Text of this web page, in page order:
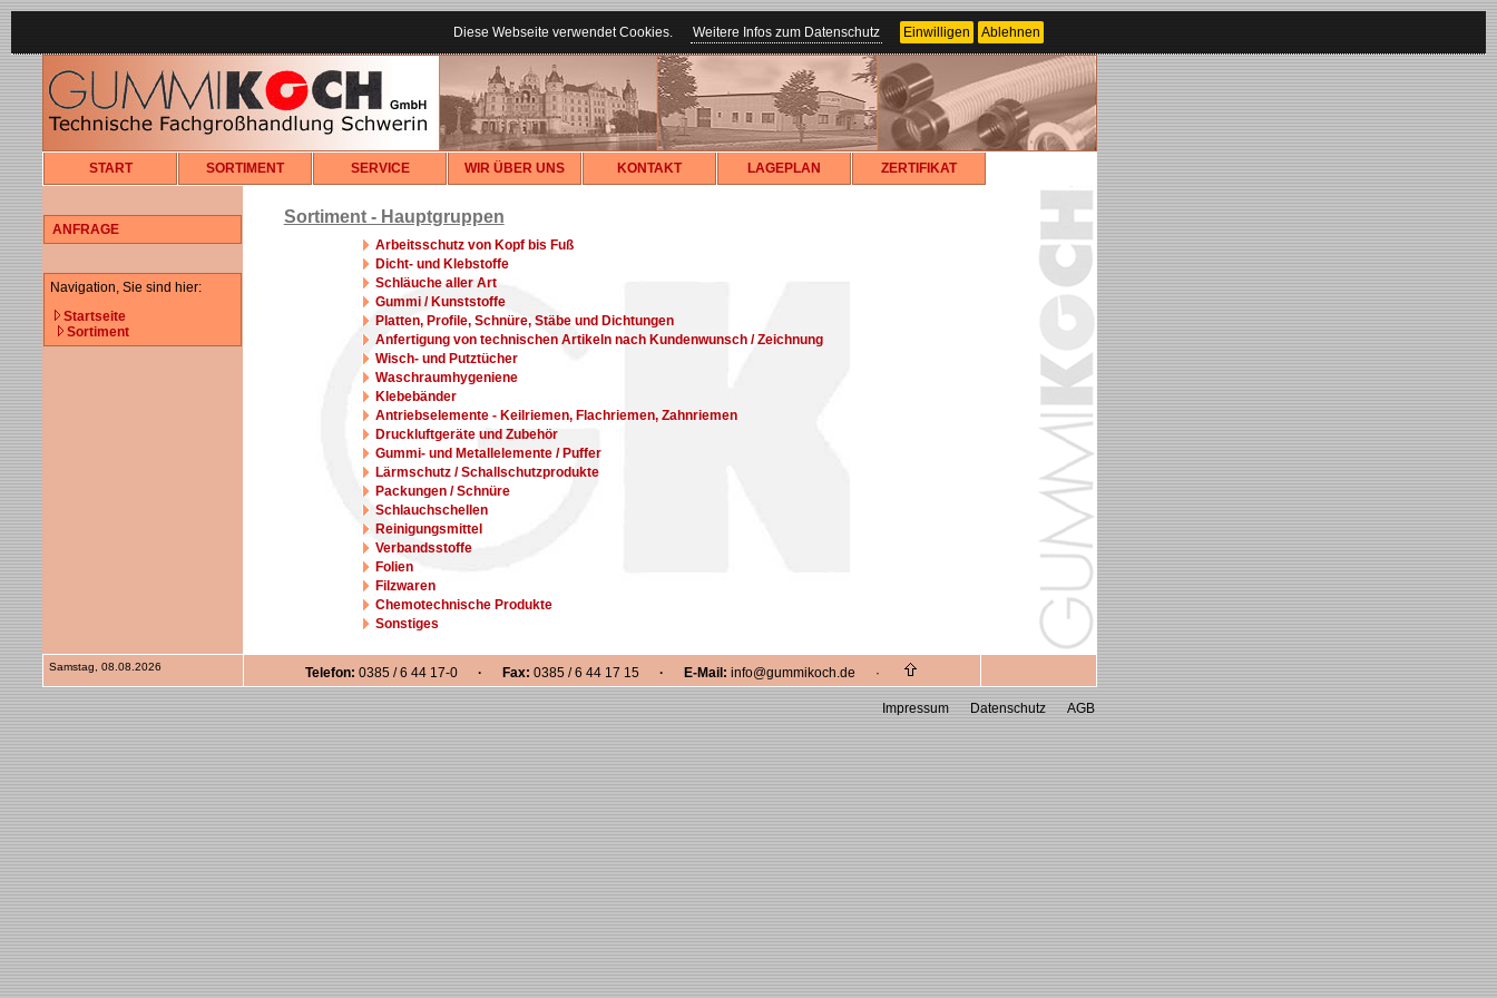
Diese Webseite verwendet Cookies. Weitere Infos zum Datenschutz Einwilligen Ablehnen
START SORTIMENT SERVICE WIR ÜBER UNS KONTAKT LAGEPLAN ZERTIFIKAT
ANFRAGE
Navigation, Sie sind hier:
Startseite
Sortiment
Sortiment - Hauptgruppen
Arbeitsschutz von Kopf bis Fuß
Dicht- und Klebstoffe
Schläuche aller Art
Gummi / Kunststoffe
Platten, Profile, Schnüre, Stäbe und Dichtungen
Anfertigung von technischen Artikeln nach Kundenwunsch / Zeichnung
Wisch- und Putztücher
Waschraumhygeniene
Klebebänder
Antriebselemente - Keilriemen, Flachriemen, Zahnriemen
Druckluftgeräte und Zubehör
Gummi- und Metallelemente / Puffer
Lärmschutz / Schallschutzprodukte
Packungen / Schnüre
Schlauchschellen
Reinigungsmittel
Verbandsstoffe
Folien
Filzwaren
Chemotechnische Produkte
Sonstiges
Samstag, 08.08.2026 Telefon: 0385 / 6 44 17-0 · Fax: 0385 / 6 44 17 15 · E-Mail: info@gummikoch.de ·
Impressum Datenschutz AGB